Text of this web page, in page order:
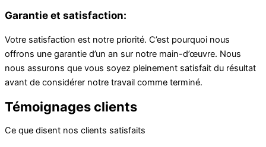
Garantie et satisfaction:
Votre satisfaction est notre priorité. C’est pourquoi nous
offrons une garantie d’un an sur notre main-d’œuvre. Nous
nous assurons que vous soyez pleinement satisfait du résultat
avant de considérer notre travail comme terminé.
Témoignages clients
Ce que disent nos clients satisfaits